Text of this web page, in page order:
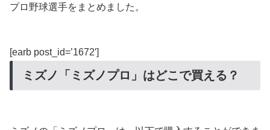
プロ野球選手をまとめました。
[earb post_id=’1672′]
ミズノ「ミズノプロ」はどこで買える？